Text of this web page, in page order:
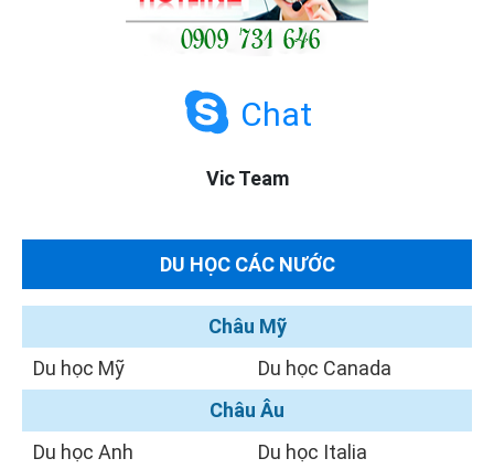
Chat
Vic Team
DU HỌC CÁC NƯỚC
Châu Mỹ
Du học Mỹ
Du học Canada
Châu Âu
Du học Anh
Du học Italia